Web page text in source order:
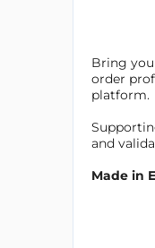
Bring
order
platform.
and
Made in